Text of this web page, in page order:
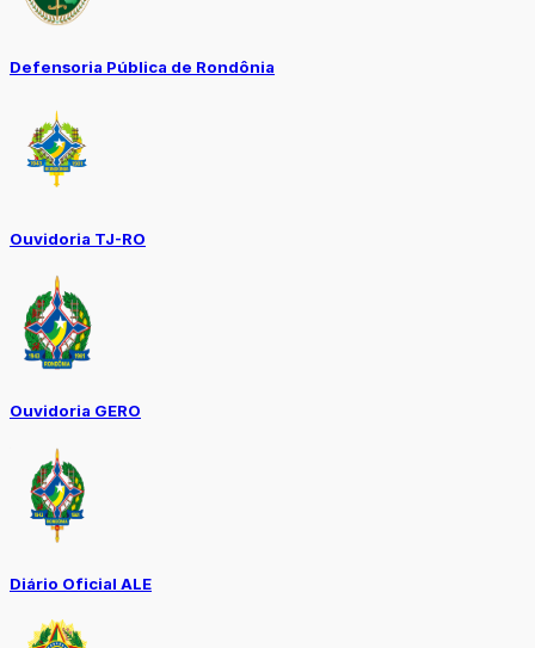
Defensoria Pública de Rondônia
Ouvidoria TJ-RO
Ouvidoria GERO
Diário Oficial ALE